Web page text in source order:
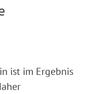
ist im Ergebnis